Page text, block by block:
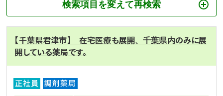
検索項目を変えて再検索
【千葉県君津市】 在宅医療も展開、千葉県内のみに展
開している薬局です。
正社員 調剤薬局